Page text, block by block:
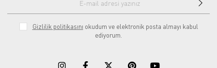
Gizlilik politikasını okudum ve elektronik posta almayı kabul
ediyorum.